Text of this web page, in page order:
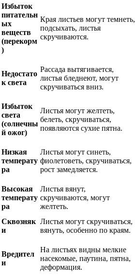
Избыток
питательн
ых
веществ
(перекорм
)
Края листьев могут темнеть,
подсыхать, листья
скручиваются.
Недостато
к света
Рассада вытягивается,
листья бледнеют, могут
скручиваться вниз.
Избыток
света
(солнечны
й ожог)
Листья могут желтеть,
белеть, скручиваться,
появляются сухие пятна.
Низкая
температу
ра
Листья могут синеть,
фиолетоветь, скручиваться,
рост замедляется.
Высокая
температу
ра
Листья вянут,
скручиваются, могут
желтеть.
Сквозняк
и
Листья могут скручиваться,
вянуть, особенно по краям.
Вредител
и
На листьях видны мелкие
насекомые, паутина, пятна,
деформация.